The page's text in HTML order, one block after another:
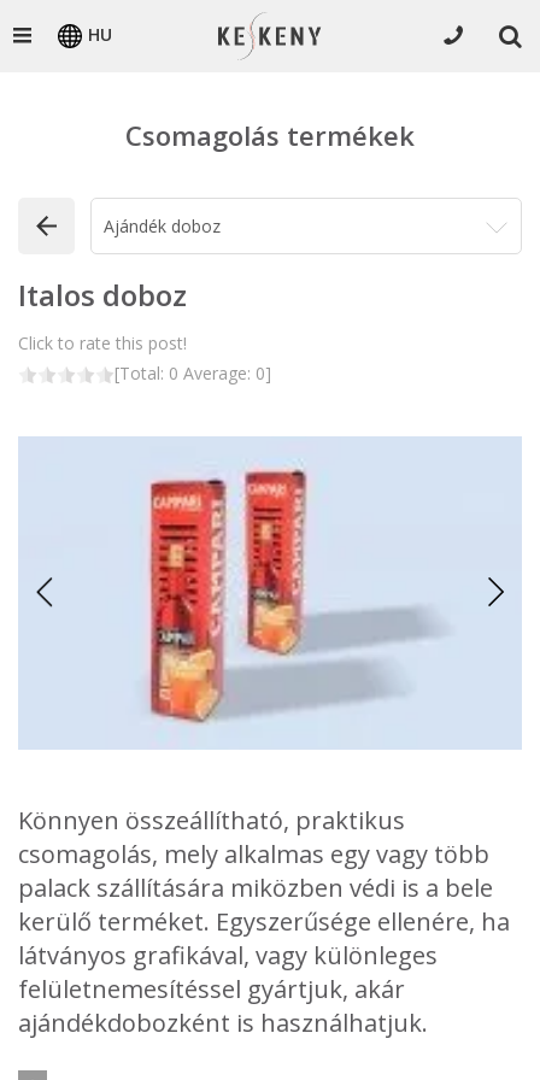
HU
Csomagolás termékek
Italos doboz
Click to rate this post!
[Total: 0 Average: 0]
Könnyen összeállítható, praktikus
csomagolás, mely alkalmas egy vagy több
palack szállítására miközben védi is a bele
kerülő terméket. Egyszerűsége ellenére, ha
látványos grafikával, vagy különleges
felületnemesítéssel gyártjuk, akár
ajándékdobozként is használhatjuk.
Alkalmazkodva a palack paramétereihez, többféle méretben
Szinte minden esetben kasírozott mikrohullámból készül a